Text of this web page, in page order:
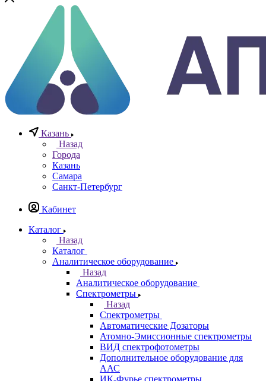
+7 (812) 640-40-13
По всем вопросам
8 800 777 20 78
Отдел неразрушающего контроля
+7 965 786 38 77
Отдел контрольно измерительных приборов
Заказать звонок
0
0
0
Казань
Назад
Города
Казань
Самара
Санкт-Петербург